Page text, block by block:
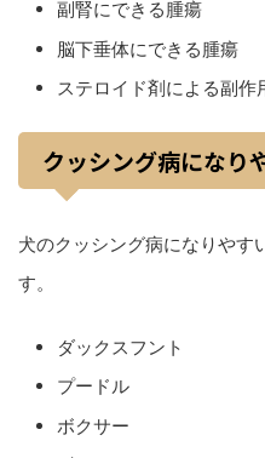
副腎にできる腫瘍
脳下垂体にできる腫瘍
ステロイド剤による副作
クッシング病になり
犬のクッシング病になりやす
す。
ダックスフント
プードル
ボクサー